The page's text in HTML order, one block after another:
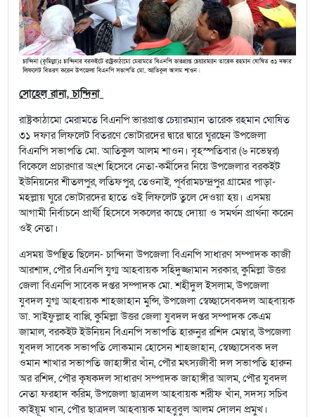
সোহেল রানা, চান্দিনা
রাষ্ট্রকাঠামো মেরামতে বিএনপি ভারপ্রাপ্ত চেয়ারম্যান তারেক রহমান ঘোষিত
৩১ দফার লিফলেট বিতরণে ভোটারদের দ্বারে দ্বারে ঘুরছেন উপজেলা
বিএনপি সভাপতি মো. আতিকুল আলম শাওন। বৃহস্পতিবার (৬ নভেম্বর)
বিকেলে প্রচারণার অংশ হিসেবে নেতা-কর্মীদের নিয়ে উপজেলার বরকইট
ইউনিয়নের শীতলপুর, লতিফপুর, তেওনাই, পূর্বরামচন্দ্রপুর গ্রামের পাড়া-
মহল্লায় ঘুরে ভোটারদের হাতে ওই লিফলেট তুলে দেওয়া হয়। এসময়
আগামী নির্বাচনে প্রার্থী হিসেবে সকলের কাছে দোয়া ও সমর্থন প্রার্থনা করেন
ওই নেতা।
এসময় উপস্থিত ছিলেন- চান্দিনা উপজেলা বিএনপি সাধারণ সম্পাদক কাজী
আরশাদ, পৌর বিএনপি যুগ্ম আহবায়ক সহিদুজ্জামান সরকার, কুমিল্লা উত্তর
জেলা বিএনপি সাবেক দপ্তর সম্পাদক মো. শহীদুল ইসলাম, উপজেলা
যুবদল যুগ্ম আহবায়ক শাহজাহান মুন্সি, উপজেলা স্বেচ্ছাসেবকদল আহবায়ক
ডা. সাইফুল্লাহ বাপ্পি, কুমিল্লা উত্তর জেলা যুবদল দপ্তর সম্পাদক কেএম
জামাল, বরকইট ইউনিয়ন বিএনপি সভাপতি হারুনুর রশিদ মেম্বার, উপজেলা
যুবদল সাবেক সভাপতি লোকমান হোসেন শাহজাহান, স্বেচ্ছাসেবক দল
ওমান শাখার সভাপতি জাহাঙ্গীর খাঁন, পৌর মৎস্যজীবী দল সভাপতি হারুন
অর রশিদ, পৌর কৃষকদল সাধারণ সম্পাদক জাহাঙ্গীর আলম, পৌর যুবদল
নেতা ফরহাদ করিম, উপজেলা ছাত্রদল আহবায়ক শরীফ খাঁন, সদস্য সচিব
কাইয়ূম খান, পৌর ছাত্রদল আহবায়ক মাহবুবুল আলম দোলন প্রমুখ।